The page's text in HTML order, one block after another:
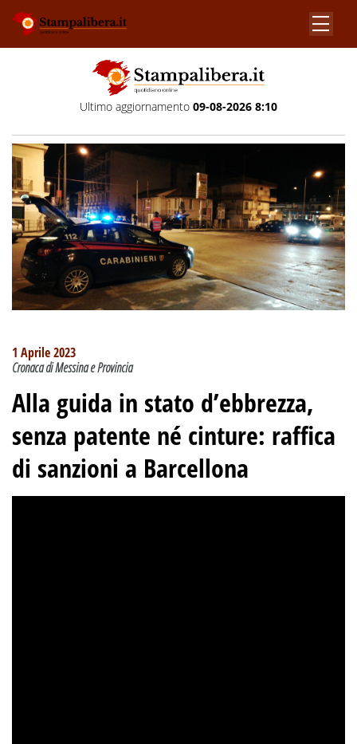
Ultimo aggiornamento 09-08-2026 8:10
1 Aprile 2023
Cronaca di Messina e Provincia
Alla guida in stato d’ebbrezza,
senza patente né cinture: raffica
di sanzioni a Barcellona